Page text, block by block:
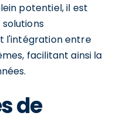
potentiel, il est
l'intégration entre
facilitant ainsi la
de